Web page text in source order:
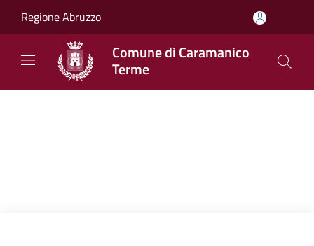
Regione Abruzzo
Comune di Caramanico
Terme